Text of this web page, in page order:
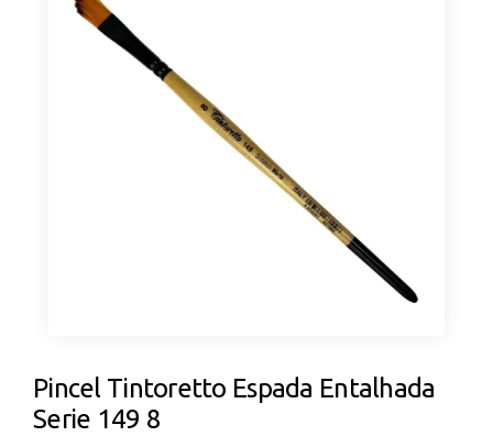
Pincel Tintoretto Espada Entalhada
Serie 149 8